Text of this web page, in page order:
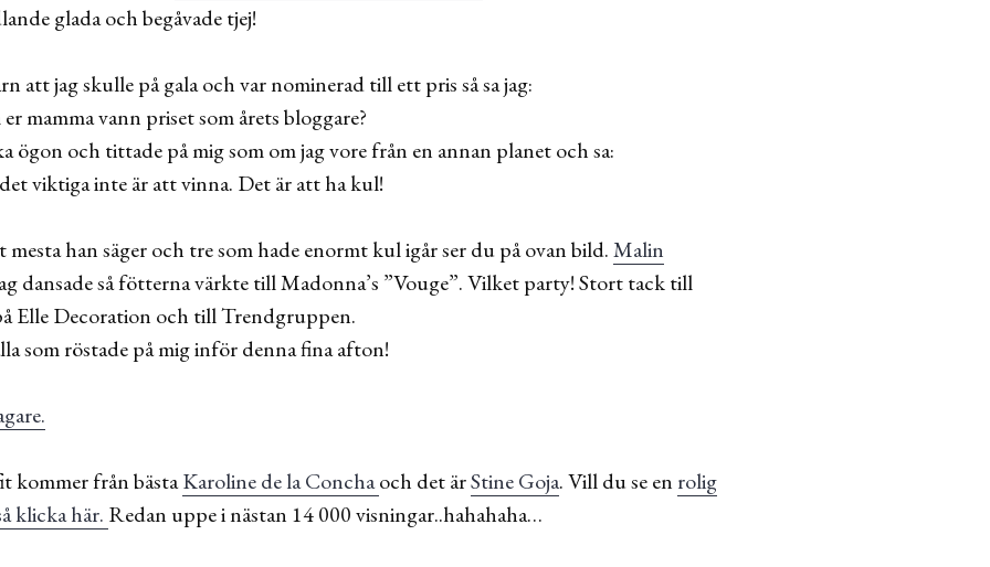
glada och begåvade tjej!
att jag skulle på gala och var nominerad till ett pris så sa jag:
mamma vann priset som årets bloggare?
ögon och tittade på mig som om jag vore från en annan planet och sa:
viktiga inte är att vinna. Det är att ha kul!
han säger och tre som hade enormt kul igår ser du på ovan bild.Malin
dansade så fötterna värkte till Madonna’s ”Vouge”. Vilket party! Stort tack till
Elle Decoration och till Trendgruppen.
som röstade på mig inför denna fina afton!
kommer från bästaKaroline de la Conchaoch det ärStine Goja. Vill du se en rolig
klicka här. Redan uppe i nästan 14 000 visningar..hahahaha…